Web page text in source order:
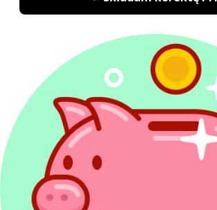
Sprawdź najwyżej
w Polsce program do
PIT
PITax Twoje rozliczenie PIT to
i darmowy sposób na
Rozlicz PIT Online